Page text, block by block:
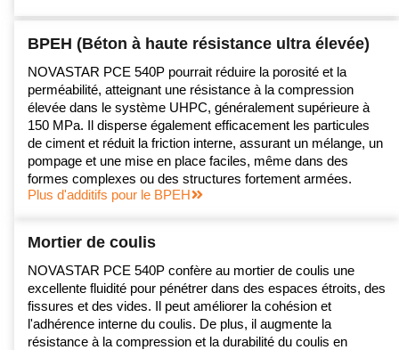
BPEH (Béton à haute résistance ultra élevée)
NOVASTAR PCE 540P pourrait réduire la porosité et la
perméabilité, atteignant une résistance à la compression
élevée dans le système UHPC, généralement supérieure à
150 MPa. Il disperse également efficacement les particules
de ciment et réduit la friction interne, assurant un mélange, un
pompage et une mise en place faciles, même dans des
formes complexes ou des structures fortement armées.
Plus d'additifs pour le BPEH
Mortier de coulis
NOVASTAR PCE 540P confère au mortier de coulis une
excellente fluidité pour pénétrer dans des espaces étroits, des
fissures et des vides. Il peut améliorer la cohésion et
l'adhérence interne du coulis. De plus, il augmente la
résistance à la compression et la durabilité du coulis en